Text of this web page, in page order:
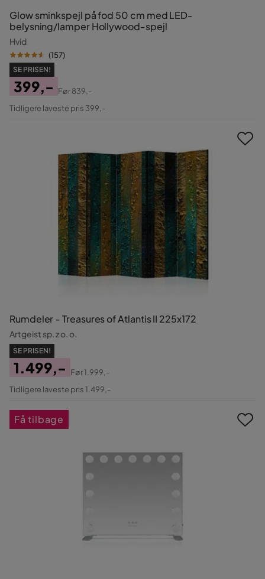
Glow sminkspejl på fod 50 cm med LED-
belysning/lamper Hollywood-spejl
Hvid
(157)
SE PRISEN!
Pris
399,-
Original
Før839,-
Tidligere laveste pris 399,-
Rumdeler - Treasures of Atlantis II 225x172
Artgeist sp. z o. o.
SE PRISEN!
Pris
1.499,-
Original
Før1.999,-
Tidligere laveste pris 1.499,-
Få tilbage